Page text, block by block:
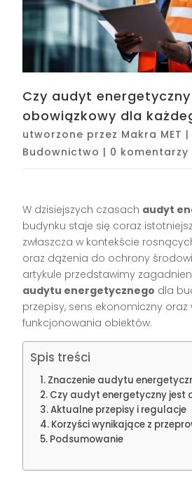
Czy audyt
obowiązkowy dla
utworzone przez Makra MET |
Budownictwo | 0 komentarzy
W dzisiejszych czasach audyt
budynku staje się coraz
zwłaszcza w kontekście
oraz dążenia do ochrony
artykule przedstawimy
audytu energetycznego dla
przepisy, sens ekonomiczny oraz
funkcjonowania obiektów.
Spis treści
Znaczenie audytu
Czy audyt energetyczny jest
Aktualne przepisy i regulacje
Korzyści wynikające z
Podsumowanie